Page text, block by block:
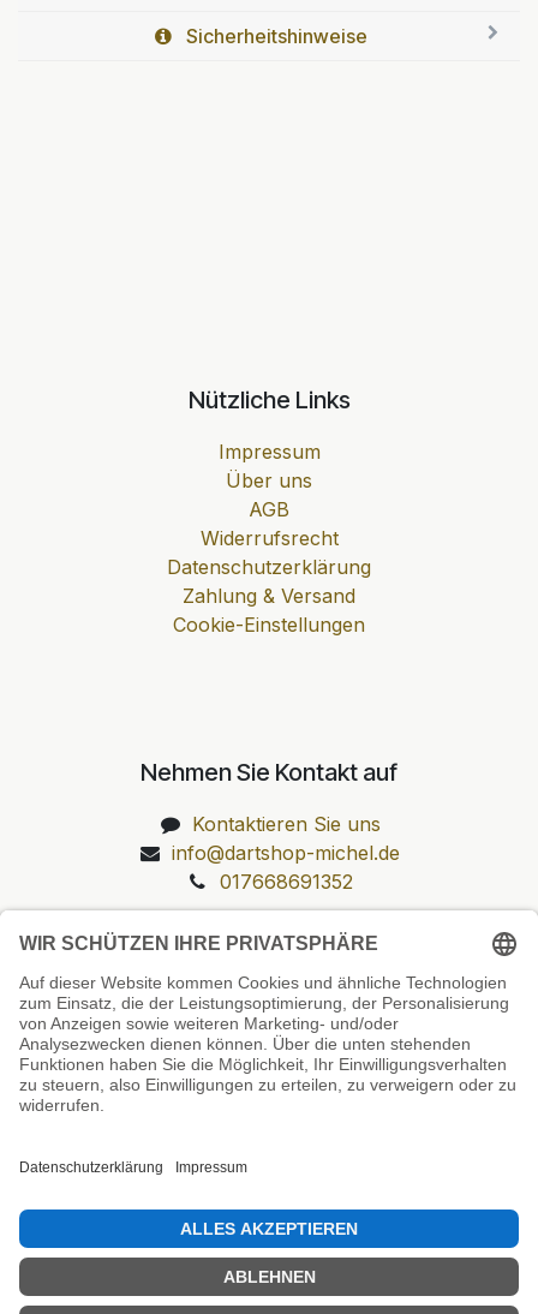
Sicherheitshinweise
Nützliche Links
Impressum
Über uns
AGB
Widerrufsrecht
Datenschutzerklärung
Zahlung & Versand
Cookie-Einstellungen
Nehmen Sie Kontakt auf
Kontaktieren Sie uns
info@dartshop-michel.de
017668691352
Unsere Prüfsiegel